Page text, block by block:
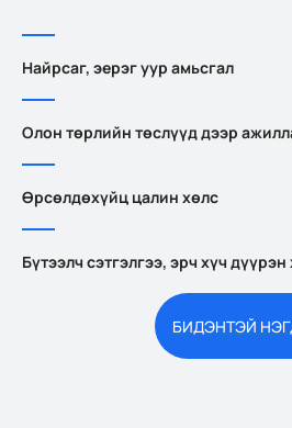
Найрсаг, эерэг уур амьсгал
Олон төрлийн төслүүд дээр
Өрсөлдөхүйц цалин хөлс
Бүтээлч сэтгэлгээ, эрч хүч
БИДЭНТЭЙ